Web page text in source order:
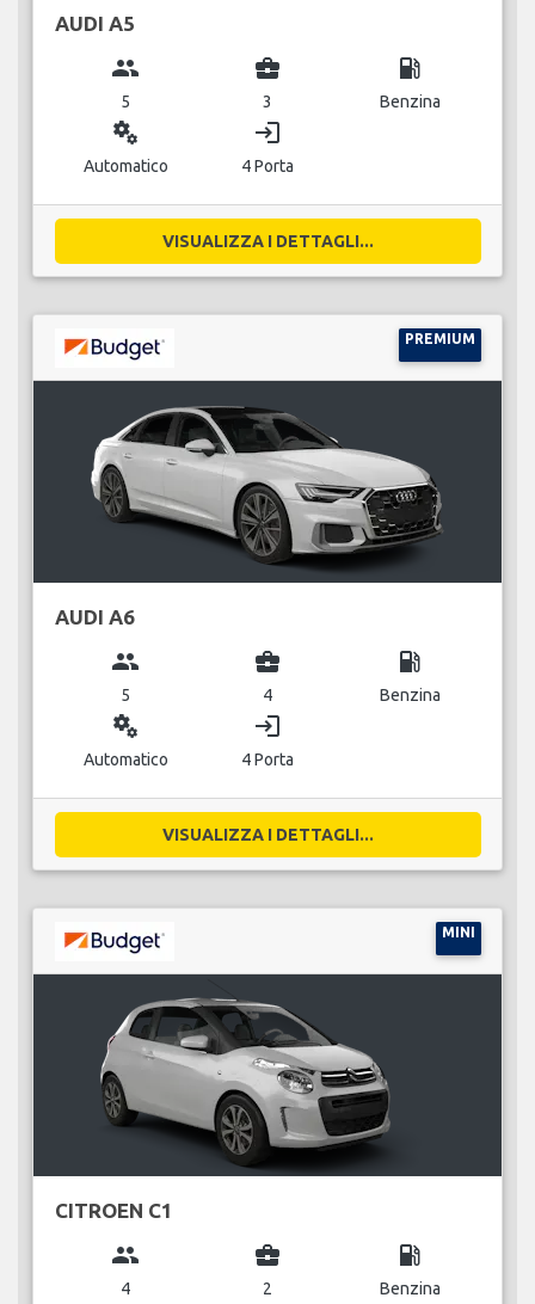
AUDI A5
group
5
business_center
3
local_gas_station
Benzina
miscellaneous_services
Automatico
login
4 Porta
VISUALIZZA I DETTAGLI...
PREMIUM
AUDI A6
group
5
business_center
4
local_gas_station
Benzina
miscellaneous_services
Automatico
login
4 Porta
VISUALIZZA I DETTAGLI...
MINI
CITROEN C1
group
4
business_center
2
local_gas_station
Benzina